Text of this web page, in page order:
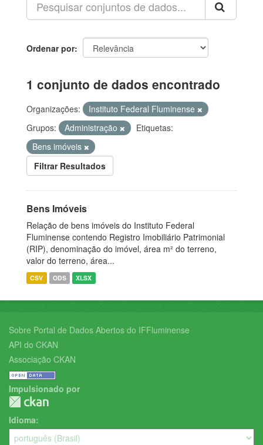
Ordenar por
1 conjunto de dados encontrado
Organizações:
Instituto Federal Fluminense
Grupos:
Administração
Etiquetas:
Bens imóveis
Filtrar Resultados
Bens Imóveis
Relação de bens imóveis do Instituto Federal
Fluminense contendo Registro Imobiliário Patrimonial
(RIP), denominação do imóvel, área m² do terreno,
valor do terreno, área...
CSV ODS XLSX
Sobre Portal de Dados Abertos do IFFluminense
API do CKAN
Associação CKAN
Impulsionado por
Idioma